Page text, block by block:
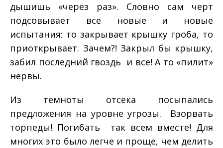
дышишь «через раз». Словно сам черт
подсовывает все новые и новые
испытания: то закрывает крышку гроба, то
приоткрывает. Зачем?! Закрыл бы крышку,
забил последний гвоздь ­ и все! А то «пилит»
нервы.
Из темноты отсека посыпались
предложения на уровне угрозы. Взорвать
торпеды! Погибать ­ так всем вместе! Для
многих это было легче и проще, чем делить